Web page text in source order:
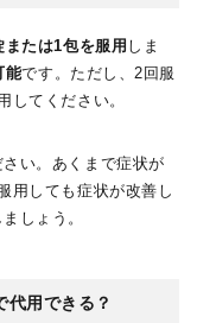
たは1包を服用 しま
能です。ただし、2回服
してください。
い。あくまで症状が
用しても症状が改善し
しょう。
代用できる？